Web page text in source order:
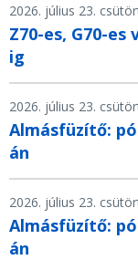
2026. július 23.
Z70-es, G70-
ig
2026. július 23.
Almásfüzítő:
án
2026. július 23.
Almásfüzítő:
án